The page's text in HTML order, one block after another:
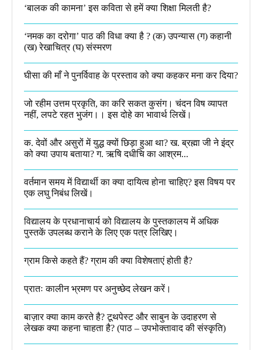
‘बालक की कामना’ इस कविता से हमें क्या शिक्षा मिलती है?
‘नमक का दरोगा’ पाठ की विधा क्या है ? (क) उपन्यास (ग) कहानी
(ख) रेखाचित्र (घ) संस्मरण​
घीसा की माँ ने पुनर्विवाह के प्रस्ताव को क्या कहकर मना कर दिया?
जो रहीम उत्तम प्रकृति, का करि सकत कुसंग। चंदन विष व्यापत
नहीं, लपटे रहत भुजंग।। इस दोहे का भावार्थ लिखें।
क. देवों और असुरों में युद्ध क्यों छिड़ा हुआ था? ख. ब्रह्मा जी ने इंद्र
को क्या उपाय बताया? ग. ऋषि दधीचि का आश्रम...
वर्तमान समय में विद्यार्थी का क्या दायित्व होना चाहिए? इस विषय पर
एक लघु निबंध लिखें।
विद्यालय के प्रधानाचार्य को विद्यालय के पुस्तकालय में अधिक
पुस्तकें उपलब्ध कराने के लिए एक पत्र लिखिए।
ग्राम किसे कहते हैं? ग्राम की क्या विशेषताएं होती है?​
प्रातः कालीन भ्रमण पर अनुच्छेद लेखन करें।
बाज़ार क्या काम करते है? टूथपेस्ट और साबुन के उदाहरण से
लेखक क्या कहना चाहता है? (पाठ – उपभोक्तावाद की संस्कृति)